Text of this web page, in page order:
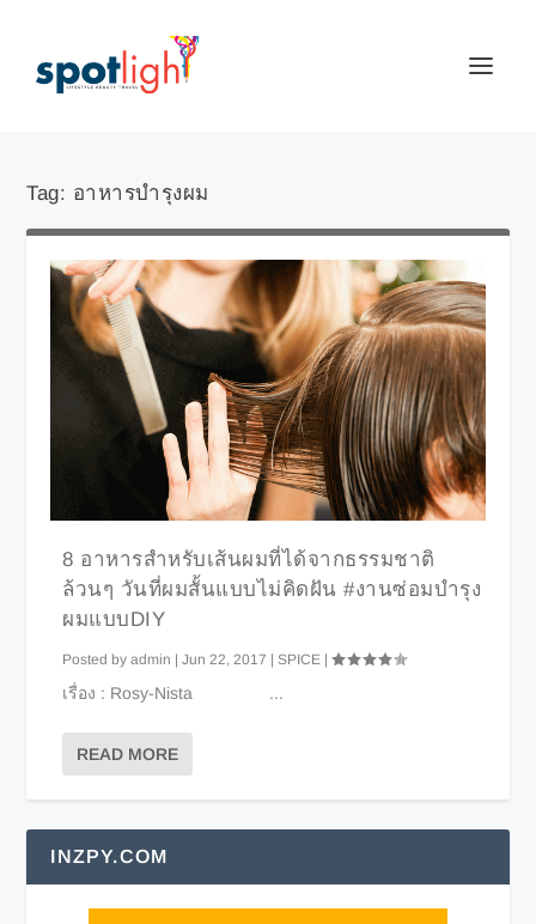
Tag: อาหารบำรุงผม
8 อาหารสำหรับเส้นผมที่ได้จากธรรมชาติ
ล้วนๆ วันที่ผมสั้นแบบไม่คิดฝัน #งานซ่อมบำรุง
ผมแบบDIY
Posted byadmin |Jun 22, 2017 |SPICE |
เรื่อง : Rosy-Nista ...
READ MORE
INZPY.COM